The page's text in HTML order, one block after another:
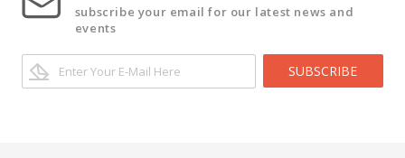
subscribe your email for our latest news and
events
SUBSCRIBE